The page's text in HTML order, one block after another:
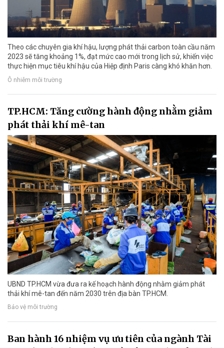
Theo các chuyên gia khí hậu, lượng phát thải carbon toàn cầu năm
2023 sẽ tăng khoảng 1%, đạt mức cao mới trong lịch sử, khiến việc
thực hiện mục tiêu khí hậu của Hiệp định Paris càng khó khăn hơn.
Ô nhiễm môi trường
TP.HCM: Tăng cường hành động nhằm giảm
phát thải khí mê-tan
UBND TP.HCM vừa đưa ra kế hoạch hành động nhằm giảm phát
thải khí mê-tan đến năm 2030 trên địa bàn TP.HCM.
Bảo vệ môi trường
Ban hành 16 nhiệm vụ ưu tiên của ngành Tài